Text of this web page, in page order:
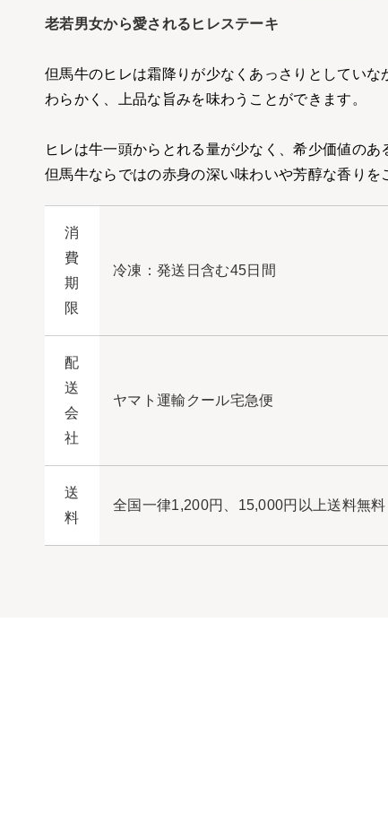
老若男女から愛されるヒレステーキ
但馬牛のヒレは霜降りが少なくあっさりとしてい
わらかく、上品な旨みを味わうことができます。
ヒレは牛一頭からとれる量が少なく、希少価値のあ
但馬牛ならではの赤身の深い味わいや芳醇な香りを
消
費
期
限
冷凍：発送日含む45日間
配
送
会
社
ヤマト運輸クール宅急便
送
料
全国一律1,200円、 15,000円以上送料無料